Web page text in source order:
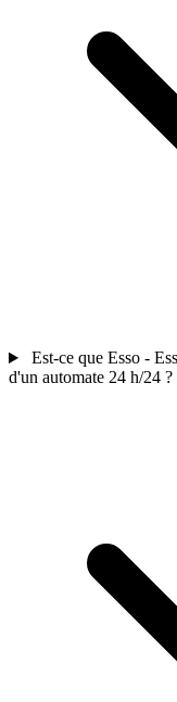
Est-ce que Esso -
d'un automate 24 h/24 ?